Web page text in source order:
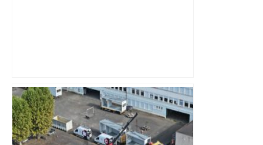
Pompiers appelés pour une odeur
suspecte dans une crèche près de
Toulouse, c'était un paquet de bonbons
– ici.fr